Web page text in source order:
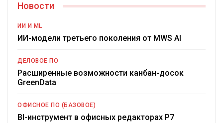
Новости
ИИ И ML
ИИ-модели третьего поколения от MWS AI
ДЕЛОВОЕ ПО
Расширенные возможности канбан-досок
GreenData
ОФИСНОЕ ПО (БАЗОВОЕ)
BI-инструмент в офисных редакторах Р7